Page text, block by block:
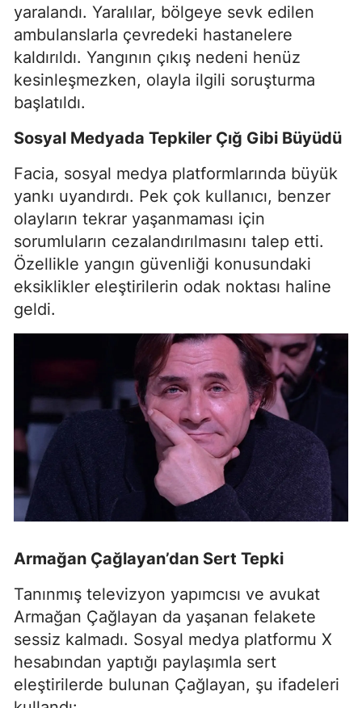
yaralandı. Yaralılar, bölgeye sevk edilen
ambulanslarla çevredeki hastanelere
kaldırıldı. Yangının çıkış nedeni henüz
kesinleşmezken, olayla ilgili soruşturma
başlatıldı.
Sosyal Medyada Tepkiler Çığ Gibi Büyüdü
Facia, sosyal medya platformlarında büyük
yankı uyandırdı. Pek çok kullanıcı, benzer
olayların tekrar yaşanmaması için
sorumluların cezalandırılmasını talep etti.
Özellikle yangın güvenliği konusundaki
eksiklikler eleştirilerin odak noktası haline
geldi.
Armağan Çağlayan’dan Sert Tepki
Tanınmış televizyon yapımcısı ve avukat
Armağan Çağlayan da yaşanan felakete
sessiz kalmadı. Sosyal medya platformu X
hesabından yaptığı paylaşımla sert
eleştirilerde bulunan Çağlayan, şu ifadeleri